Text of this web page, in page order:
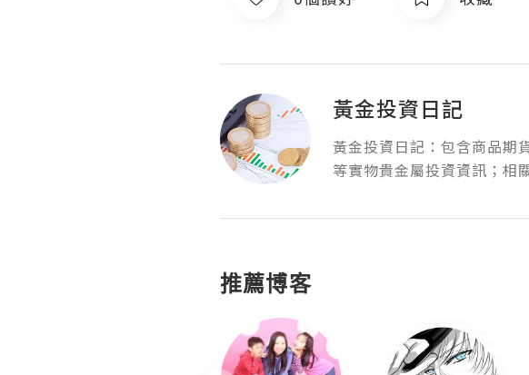
黃金投資日記
黃金投資日記：包含商品期
等實物貴金屬投資資訊；相
推薦博客